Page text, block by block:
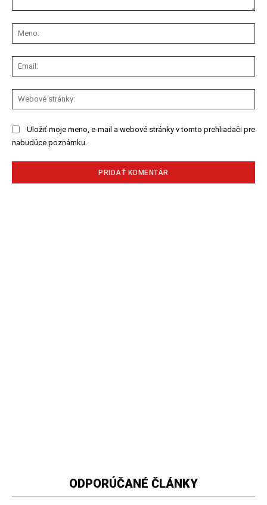
Uložiť moje meno, e-mail a webové stránky v tomto prehliadači pre
nabudúce poznámku.
ODPORÚČANÉ ČLÁNKY